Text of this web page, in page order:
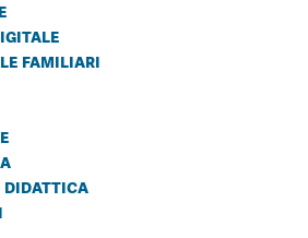
familiari
didattica